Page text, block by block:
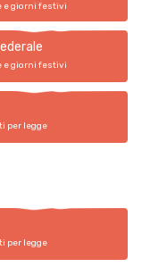
e giorni festivi
e giorni festivi
per legge
per legge